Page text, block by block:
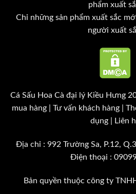
phẩm xuất
Chỉ những sản phẩm xuất sắc
người xuất
Cá Sấu Hoa Cà đại lý Kiều Hưng
mua hàng
Tư vấn khách hàng
dụng| Liên
Địa chỉ : 992 Trường Sa, P.12,
Điện thoại :
Bản quyền thuộc công ty